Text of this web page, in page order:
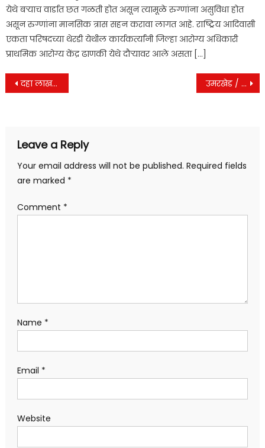
येथे बऱ्याच वार्डात छत गळती होत असून त्यामूळे रुग्णांना असुविधा होत
असून रुग्णांना मानसिक त्रास सहन करावा लागत आहे. राष्ट्रिय आदिवासी
एकता परिषदच्या थेरडी येथील कार्यकर्त्यांनी जिल्हा आरोग्य अधिकारी
प्राथमिक आरोग्य केंद्र ढाणकी येथे दौऱ्यावर आले असता […]
Post
navigation
दहा लाखचा दलित वस्ती निधी लाटण्यासाठी कंत्राटदाराचा थातूर मातुर रोड करण्याचा प्रयत्न. उमरखेड / गावठी दारू बंद करण्याचे मुरलीकरांचे ठाणेदरांना निवेदन.
Leave a Reply
Your email address will not be published. Required fields
are marked *
Comment *
Name *
Email *
Website